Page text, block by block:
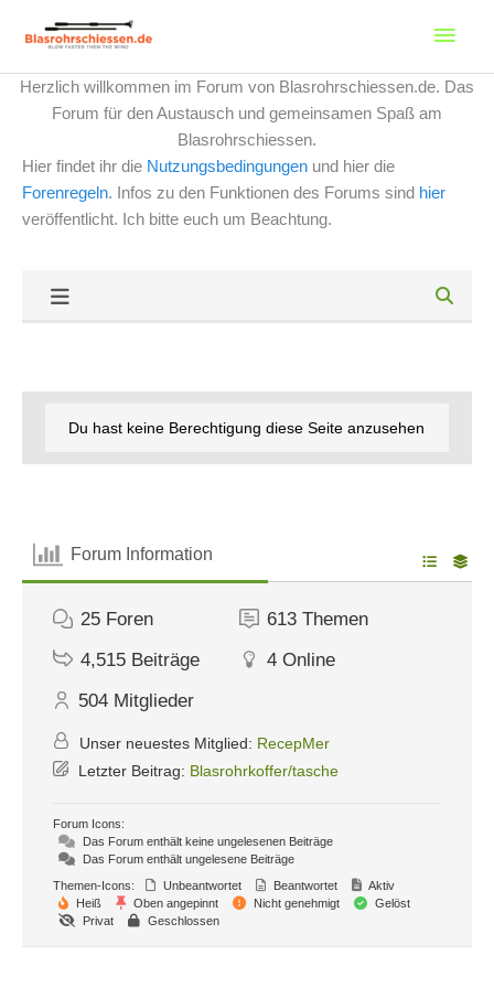
Inhalt
Herzlich willkommen im Forum von Blasrohrschiessen.de. Das
Forum für den Austausch und gemeinsamen Spaß am
Blasrohrschiessen.
Hier findet ihr die Nutzungsbedingungen und hier die
Forenregeln. Infos zu den Funktionen des Forums sind hier
veröffentlicht. Ich bitte euch um Beachtung.
Du hast keine Berechtigung diese Seite anzusehen
Forum Information
25 Foren 613 Themen
4,515 Beiträge 4 Online
504 Mitglieder
Unser neuestes Mitglied: RecepMer
Letzter Beitrag: Blasrohrkoffer/tasche
Forum Icons:
Das Forum enthält keine ungelesenen Beiträge
Das Forum enthält ungelesene Beiträge
Themen-Icons:
Unbeantwortet Beantwortet
Aktiv
Heiß
Oben angepinnt Nicht genehmigt
Gelöst
Privat
Geschlossen